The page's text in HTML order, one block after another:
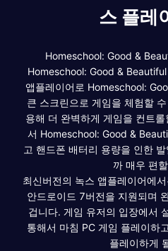
스 플레
Homeschool: Good &
Homeschool: Good &
앱플레이어로 Homeschool:
큰 스크린으로 게임을 체험할
용해 더 완벽하게 게임을 컨트
서 Homeschool: Good &
고 핸드폰 배터리 용량을 인한
까 매우 편
최신버전의 녹스 앱플레이어에
안드로이드 7버전을 지원되며
겁니다. 게임 유저의 입장에서
통해서 마침 PC 게임 플레이하
플레이하게